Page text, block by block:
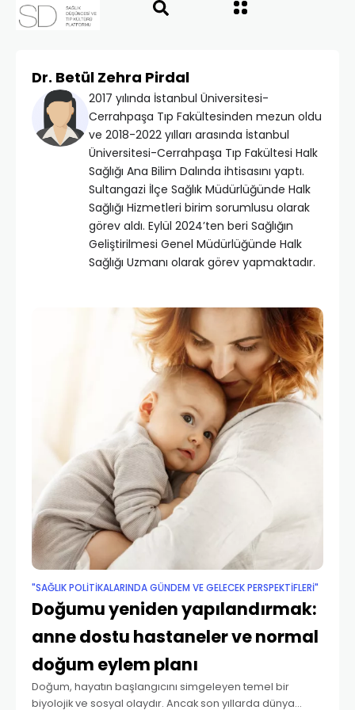
Dr. Betül Zehra Pirdal
2017 yılında İstanbul Üniversitesi-
Cerrahpaşa Tıp Fakültesinden mezun oldu
ve 2018-2022 yılları arasında İstanbul
Üniversitesi-Cerrahpaşa Tıp Fakültesi Halk
Sağlığı Ana Bilim Dalında ihtisasını yaptı.
Sultangazi İlçe Sağlık Müdürlüğünde Halk
Sağlığı Hizmetleri birim sorumlusu olarak
görev aldı. Eylül 2024’ten beri Sağlığın
Geliştirilmesi Genel Müdürlüğünde Halk
Sağlığı Uzmanı olarak görev yapmaktadır.
"SAĞLIK POLITIKALARINDA GÜNDEM VE GELECEK PERSPEKTIFLERI"
Doğumu yeniden yapılandırmak:
anne dostu hastaneler ve normal
doğum eylem planı
Doğum, hayatın başlangıcını simgeleyen temel bir
biyolojik ve sosyal olaydır. Ancak son yıllarda dünya